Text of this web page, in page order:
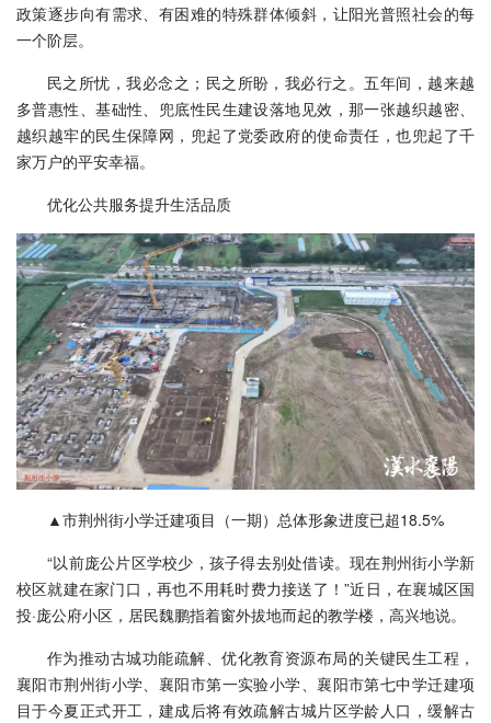
政策逐步向有需求、有困难的特殊群体倾斜，让阳光普照社会的每
一个阶层。
民之所忧，我必念之；民之所盼，我必行之。五年间，越来越
多普惠性、基础性、兜底性民生建设落地见效，那一张越织越密、
越织越牢的民生保障网，兜起了党委政府的使命责任，也兜起了千
家万户的平安幸福。
优化公共服务提升生活品质
▲市荆州街小学迁建项目（一期）总体形象进度已超18.5%
“以前庞公片区学校少，孩子得去别处借读。现在荆州街小学新
校区就建在家门口，再也不用耗时费力接送了！”近日，在襄城区国
投·庞公府小区，居民魏鹏指着窗外拔地而起的教学楼，高兴地说。
作为推动古城功能疏解、优化教育资源布局的关键民生工程，
襄阳市荆州街小学、襄阳市第一实验小学、襄阳市第七中学迁建项
目于今夏正式开工，建成后将有效疏解古城片区学龄人口，缓解古